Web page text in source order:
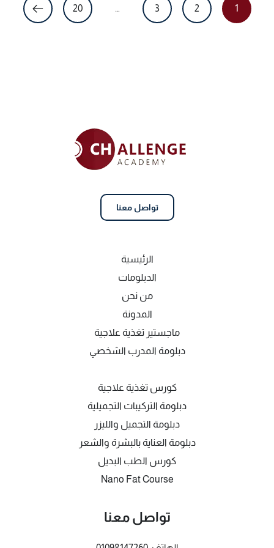
1
2
3
…
20
تواصل معنا
الرئيسية
الدبلومات
من نحن
المدونة
ماجستير تغذية علاجية
دبلومة المدرب الشخصي
كورس تغذية علاجية
دبلومة التركيبات التجميلية
دبلومة التجميل والليزر
دبلومة العناية بالبشرة والشعر
كورس الطب البديل
Nano Fat Course
تواصل معنا